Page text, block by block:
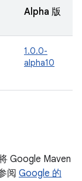
Alpha 版
1.0.0-
alpha10
Google Maven
阅 Google 的